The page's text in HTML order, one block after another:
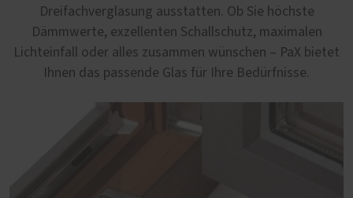
Dreifachverglasung ausstatten. Ob Sie höchste
Dämmwerte, exzellenten Schallschutz, maximalen
Lichteinfall oder alles zusammen wünschen – PaX bietet
Ihnen das passende Glas für Ihre Bedürfnisse.